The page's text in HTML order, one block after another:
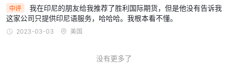
中评
我在印尼的朋友给我推荐了胜利国际期货，但是他没有告诉我
这家公司只提供印尼语服务，哈哈哈。我根本看不懂。
2023-03-03 美国
没有更多了